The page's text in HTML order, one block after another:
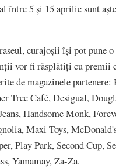
între 5 și 15 aprilie sunt
curajoșii își pot pune
vor fi răsplătiți cu premii
de magazinele
Tree Café, Desigual,
Handsome Monk,
Maxi Toys,
Play Park, Second Cup,
Yamamay, Za-Za.